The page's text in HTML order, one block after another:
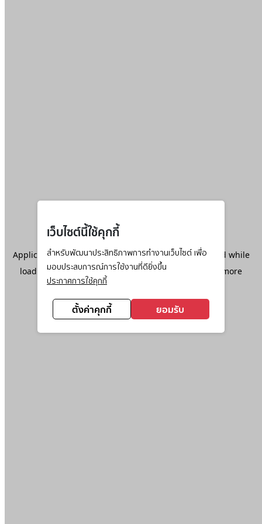
เว็บไซต์นี้ใช้คุกกี้
สำหรับพัฒนาประสิทธิภาพการทำงานเว็บไซต์ เพื่อ
มอบประสบการณ์การใช้งานที่ดียิ่งขึ้น
ประกาศการใช้คุกกี้
ตั้งค่าคุกกี้ ยอมรับ
Application error: aclient-side exception has occurred while
loadingwww.ktc.co.th(see the browser console
for more
information).